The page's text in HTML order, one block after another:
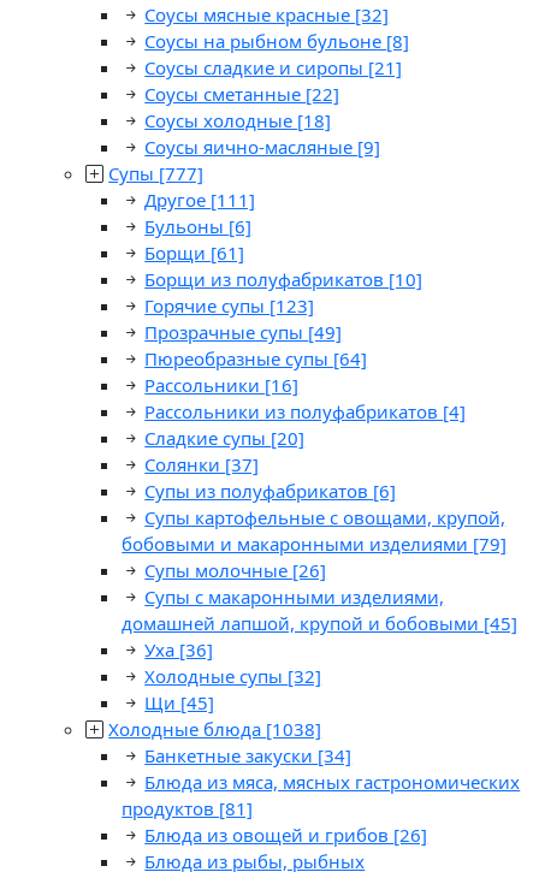
Соусы мясные красные [32]
Соусы на рыбном бульоне [8]
Соусы сладкие и сиропы [21]
Соусы сметанные [22]
Соусы холодные [18]
Соусы яично-масляные [9]
Супы [777]
Другое [111]
Бульоны [6]
Борщи [61]
Борщи из полуфабрикатов [10]
Горячие супы [123]
Прозрачные супы [49]
Пюреобразные супы [64]
Рассольники [16]
Рассольники из полуфабрикатов [4]
Сладкие супы [20]
Солянки [37]
Супы из полуфабрикатов [6]
Супы картофельные с овощами, крупой,
бобовыми и макаронными изделиями [79]
Супы молочные [26]
Супы с макаронными изделиями,
домашней лапшой, крупой и бобовыми [45]
Уха [36]
Холодные супы [32]
Щи [45]
Холодные блюда [1038]
Банкетные закуски [34]
Блюда из мяса, мясных гастрономических
продуктов [81]
Блюда из овощей и грибов [26]
Блюда из рыбы, рыбных